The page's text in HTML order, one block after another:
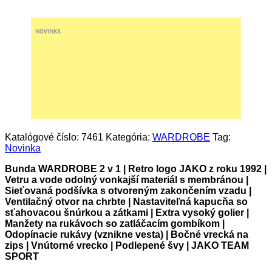
NOVINKA
Katalógové číslo: 7461 Kategória: WARDROBE Tag:
Novinka
Bunda WARDROBE 2 v 1 | Retro logo JAKO z roku 1992 |
Vetru a vode odolný vonkajší materiál s membránou |
Sieťovaná podšívka s otvoreným zakončením vzadu |
Ventilačný otvor na chrbte | Nastaviteľná kapucňa so
sťahovacou šnúrkou a zátkami | Extra vysoký golier |
Manžety na rukávoch so zatláčacím gombíkom |
Odopínacie rukávy (vznikne vesta) | Bočné vrecká na
zips | Vnútorné vrecko | Podlepené švy | JAKO TEAM
SPORT